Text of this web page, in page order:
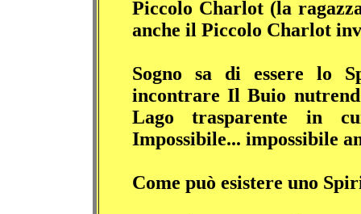
Piccolo Charlot (la
anche il Piccolo Charlot
Sogno sa di essere lo
incontrare Il Buio
Lago trasparente in
Impossibile... impossibile
Come può esistere uno